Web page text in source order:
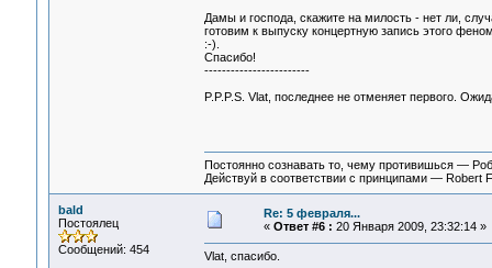
Дамы и господа, скажите на милость - нет ли,
готовим к выпуску концертную запись этого
:-).
Спасибо!
------------------------
P.P.P.S. Vlat, последнее не отменяет первого.
Постоянно сознавать то, чему противишься —
Действуй в соответствии с принципами — Robert
bald
Постоялец
Сообщений: 454
Re: 5 февраля...
« Ответ #6 : 20 Января 2009, 23:32:14 »
Vlat, спасибо.